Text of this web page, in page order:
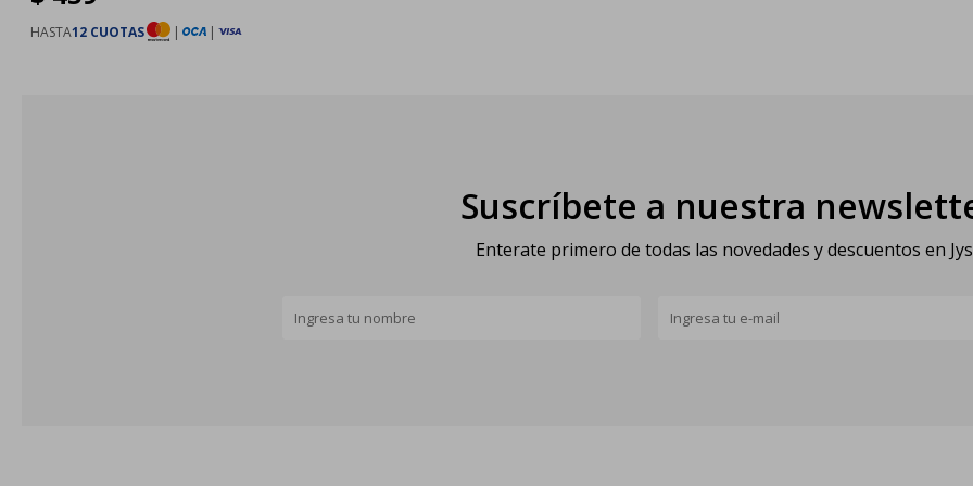
HASTA12 CUOTAS | |
Suscríbete a nuestra
Enterate primero de todas las novedades y descuentos en